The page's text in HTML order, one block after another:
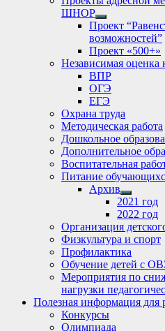
ШНОР
Show
sub
menu
Проект
возможностей”
Проект «500+»
Независимая оценка
ВПР
ОГЭ
ЕГЭ
Охрана труда
Методическая работа
Дошкольное
Дополнительное
Воспитательная
Питание
Архив
Show
sub
menu
2021 год
2022 год
Организация
Физкультура и спорт
Профилактика
Обучение детей с
Мероприятия по
нагрузки
Полезная информация для
Конкурсы
Олимпиада